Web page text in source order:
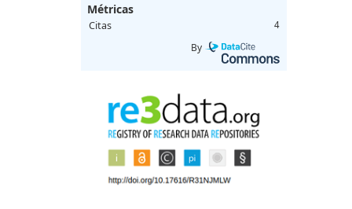
Métricas
Citas 4
By